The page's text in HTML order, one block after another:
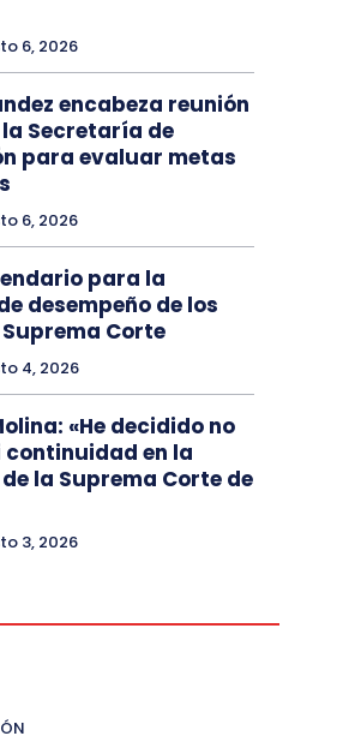
6, 2026
encabeza reunión
la Secretaría de
para evaluar metas
6, 2026
para la
desempeño de los
Corte
4, 2026
«He decidido no
en la
la Suprema Corte de
3, 2026